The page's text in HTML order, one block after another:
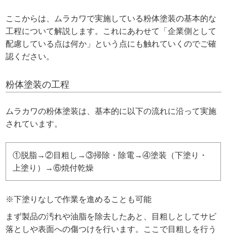
ここからは、ムラカワで実施している粉体塗装の基本的な
工程について解説します。これにあわせて「企業側として
配慮している点は何か」という点にも触れていくのでご確
認ください。
粉体塗装の工程
ムラカワの粉体塗装は、基本的に以下の流れに沿って実施
されています。
①脱脂→②目粗し→③掃除・除電→④塗装（下塗り・
上塗り）→⑥焼付乾燥
※下塗りなしで作業を進めることも可能
まず製品の汚れや油脂を除去したあと、目粗しとしてサビ
落としや表面への傷つけを行います。ここで目粗しを行う